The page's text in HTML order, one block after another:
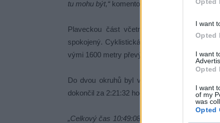
I want
Opted
I want
Opted
I want
of my
was
Opted
tu mohu být,“ komentoval start na závodu.
Plaveckou část včetně výlezu z vody
spokojený. Cyklistická trať dlouhá 180 km
vými 1600 metry převýšení, kterou zvládl za
Do dvou okruhů byl v Klagenfurtu rozdělen i
dokončil za 2:21:32 hodiny, což je jeho
„Celkový čas 10:49:08 hodiny je z mého